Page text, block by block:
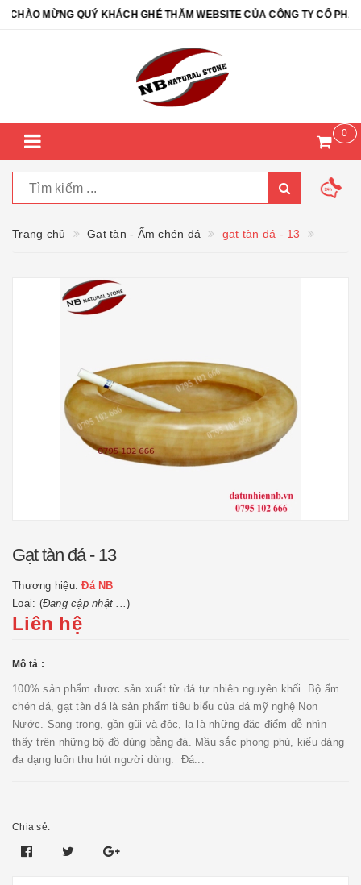
MỪNG QUÝ KHÁCH GHÉ THĂM WEBSITE CỦA CÔNG TY CỔ PHẦN
0
Trang chủ Gạt tàn - Ấm chén đá gạt tàn đá - 13
Gạt tàn đá - 13
Thương hiệu:Đá NB
Loại: (Đang cập nhật ...)
Liên hệ
Mô tả :
100% sản phẩm được sản xuất từ đá tự nhiên nguyên khối. Bộ ấm
chén đá, gạt tàn đá là sản phẩm tiêu biểu của đá mỹ nghệ Non
Nước. Sang trọng, gần gũi và độc, lạ là những đặc điểm dễ nhìn
thấy trên những bộ đồ dùng bằng đá. Mầu sắc phong phú, kiểu dáng
đa dạng luôn thu hút người dùng. Đá...
Chia sẻ: